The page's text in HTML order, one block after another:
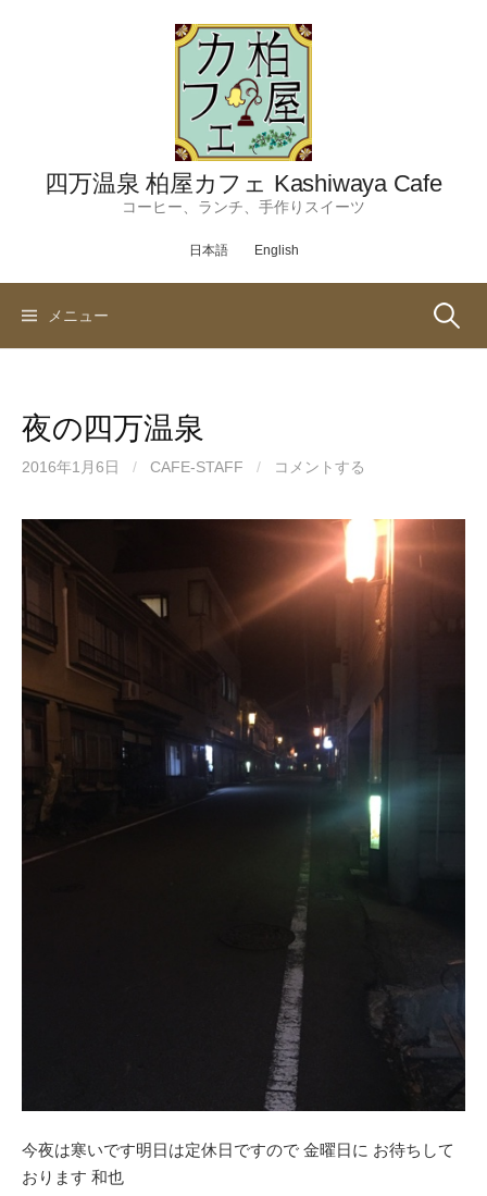
四万温泉 柏屋カフェ Kashiwaya Cafe
コーヒー、ランチ、手作りスイーツ
日本語 English
メニュー 検
夜の四万温泉
2016年1月6日 / CAFE-STAFF / コメントする
今夜は寒いです明日は定休日ですので 金曜日に お待ちして
おります 和也